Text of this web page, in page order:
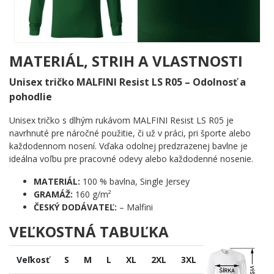
zaujme na prvý pohľad a povie všetko bez zbytočných slov.
Žiadne ornamenty navyše, žiadny preplnený vizuál – len odvážna
jednoduchosť, ktorá funguje dokonale.
Komu urobí radosť?
🎯 Každému, kto trávi večery na bowlingovej dráhe a berie
každý hod vážne
🔥 Nadšencom, ktorí milujú šport a radi to dávajú najavo
okoliu
💡 Skvelý tip pre partiu priateľov, ktorá pravidelne súperí o
najlepšie skóre
🌟 Ideálna voľba pre každého, komu bowling prirástol k
srdcu natoľko, že o ňom hovorí aj mimo dráhy
Vezmi si ho skôr, ako ho zoberie niekto z tvojej partie. Zamier,
hoď a ukáž svetu, čo ťa baví – s týmto motívom to pôjde samo. ✨
MATERIÁL, STRIH A VLASTNOSTI
Unisex tričko MALFINI Resist LS R05 – Odolnosť a
pohodlie
Unisex tričko s dlhým rukávom MALFINI Resist LS R05 je
navrhnuté pre náročné použitie, či už v práci, pri športe alebo
každodennom nosení. Vďaka odolnej predzrazenej bavlne je
ideálna voľbu pre pracovné odevy alebo každodenné nosenie.
MATERIÁL: 100 % bavlna, Single Jersey
GRAMÁŽ: 160 g/m²
ČESKÝ DODÁVATEĽ: – Malfini
VEĽKOSTNÁ TABUĽKA
Veľkosť S M L XL 2XL 3XL